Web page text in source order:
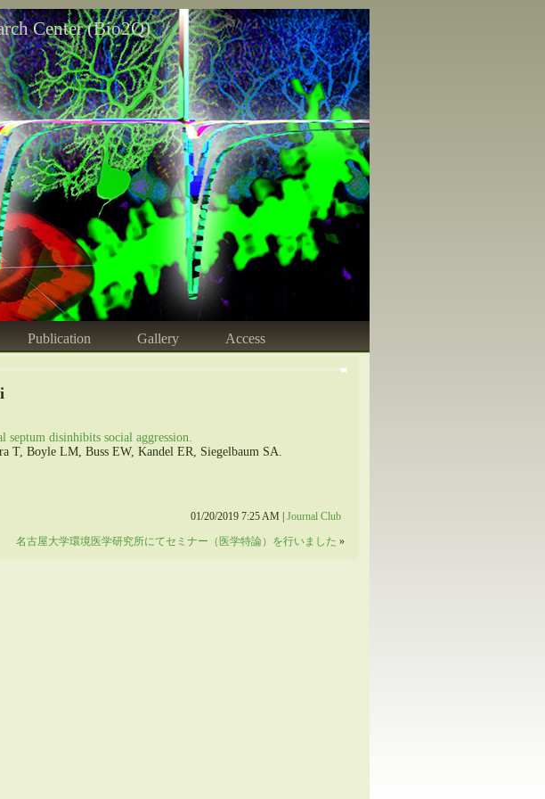
Center (Bio2Q)
Publication Gallery Access
disinhibits social aggression.
T, Boyle LM, Buss EW, Kandel ER, Siegelbaum SA.
01/20/2019 7:25 AM |Journal Club
名古屋大学環境医学研究所にてセミナー（医学特論）を行いました »